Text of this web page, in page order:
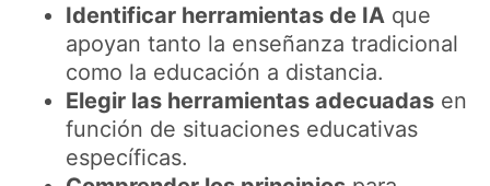
Identificar herramientas de IA que
apoyan tanto la enseñanza tradicional
como la educación a distancia.
Elegir las herramientas adecuadas en
función de situaciones educativas
específicas.